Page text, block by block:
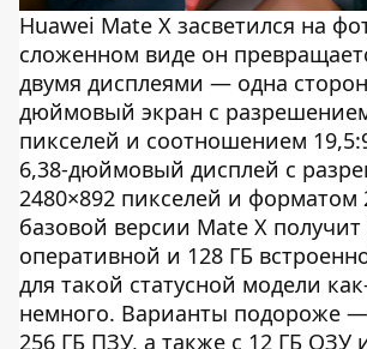
Huawei Mate X засветился на
сложенном виде он
двумя дисплеями — одна
дюймовый экран с
пикселей и соотношением
6,38-дюймовый дисплей с
2480×892 пикселей и форматом
базовой версии Mate X получит
оперативной и 128 ГБ
для такой статусной модели
немного. Варианты подороже
256 ГБ ПЗУ, а также с 12 ГБ ОЗУ